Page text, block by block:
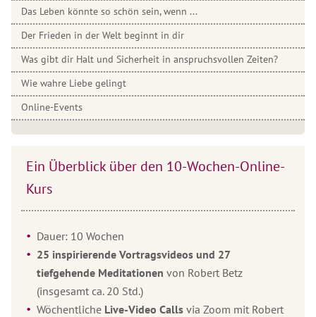
Das Leben könnte so schön sein, wenn ...
Der Frieden in der Welt beginnt in dir
Was gibt dir Halt und Sicherheit in anspruchsvollen Zeiten?
Wie wahre Liebe gelingt
Online-Events
Ein Überblick über den 10-Wochen-Online-
Kurs
Dauer: 10 Wochen
25 inspirierende Vortragsvideos und 27
tiefgehende Meditationen von Robert Betz
(insgesamt ca. 20 Std.)
Wöchentliche Live-Video Calls via Zoom mit Robert